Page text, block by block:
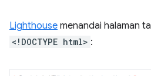
Lighthouse menandai halaman
<!DOCTYPE html> :